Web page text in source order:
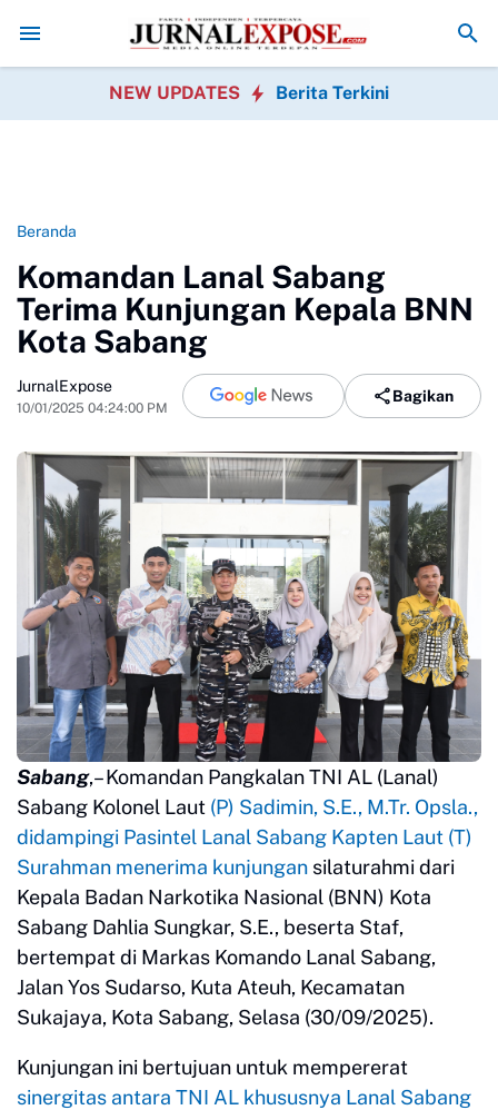
Diduga di Menu MBG Ada Gorengan, Wali Murid SDN
NEW UPDATES Berita Terkini
Beranda
Komandan Lanal Sabang
Terima Kunjungan Kepala BNN
Kota Sabang
JurnalExpose
10/01/2025 04:24:00 PM
Bagikan
Sabang,– Komandan Pangkalan TNI AL (Lanal)
Sabang Kolonel Laut (P) Sadimin, S.E., M.Tr. Opsla.,
didampingi Pasintel Lanal Sabang Kapten Laut (T)
Surahman menerima kunjungan silaturahmi dari
Kepala Badan Narkotika Nasional (BNN) Kota
Sabang Dahlia Sungkar, S.E., beserta Staf,
bertempat di Markas Komando Lanal Sabang,
Jalan Yos Sudarso, Kuta Ateuh, Kecamatan
Sukajaya, Kota Sabang, Selasa (30/09/2025).
Kunjungan ini bertujuan untuk mempererat
sinergitas antara TNI AL khususnya Lanal Sabang